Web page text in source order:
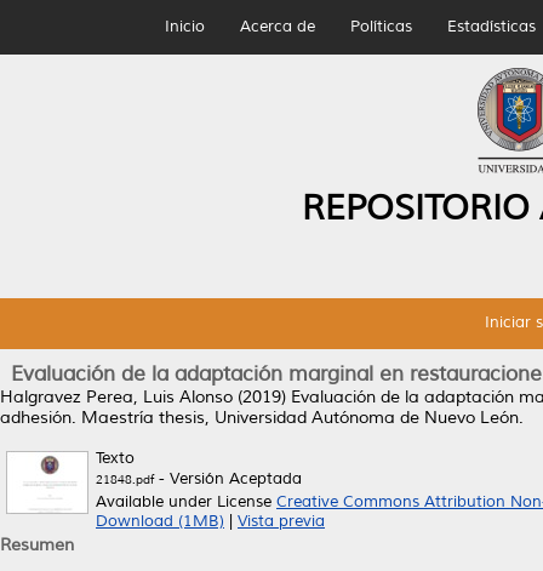
Inicio Acerca de Políticas Estadísticas
Iniciar
Evaluación de la adaptación marginal en
Halgravez Perea, Luis Alonso (2019) Evaluación de la adaptación
adhesión. Maestría thesis, Universidad Autónoma de Nuevo León.
Texto
21848.pdf- Versión Aceptada
Available under License Creative Commons Attribution
Download (1MB)
Vista previa
Resumen